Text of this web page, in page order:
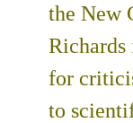
the New
Richards
for
to